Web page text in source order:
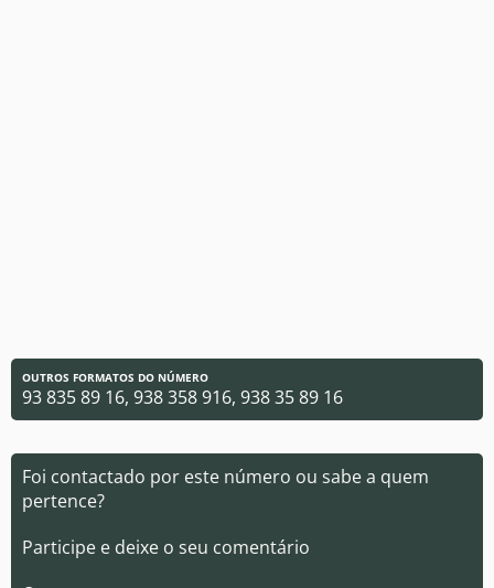
OUTROS FORMATOS DO NÚMERO
93 835 89 16, 938 358 916, 938 35 89 16
Foi contactado por este número ou sabe a quem
pertence?
Participe e deixe o seu comentário